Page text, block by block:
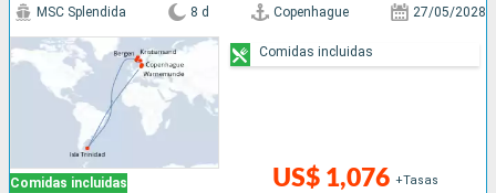
Comidas incluidas
MSC Splendida 8 d Copenhague 27/05/2028
US$ 1,076 +Tasas
Comidas incluidas